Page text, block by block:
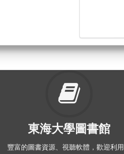
東海大學圖書館
豐富的圖書資源、視聽軟體，歡迎利用